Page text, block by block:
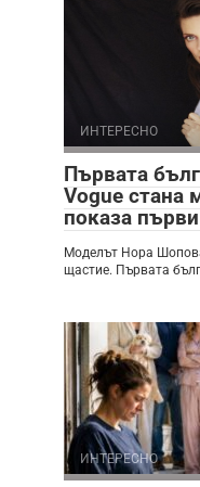
ИНТЕРЕСНО
Първата
Vogue стана
показа
Моделът Нора
щастие. Първата
ИНТЕРЕСНО